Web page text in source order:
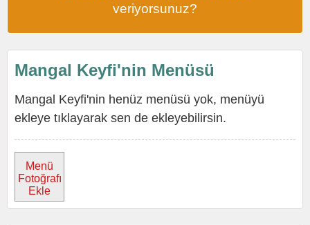
veriyorsunuz?
Mangal Keyfi'nin Menüsü
Mangal Keyfi'nin henüz menüsü yok, menüyü
ekleye tıklayarak sen de ekleyebilirsin.
Menü
Fotoğrafı
Ekle